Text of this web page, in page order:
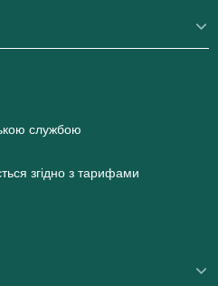
службою
згідно з тарифами